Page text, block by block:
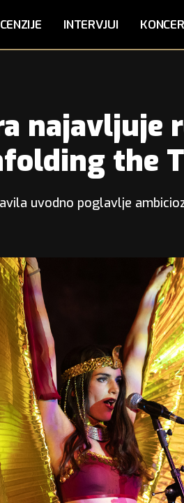
INTERVJUI
najavljuje
the
uvodno poglavlje